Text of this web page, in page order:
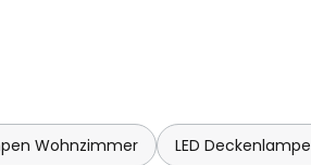
Wohnzimmer LED